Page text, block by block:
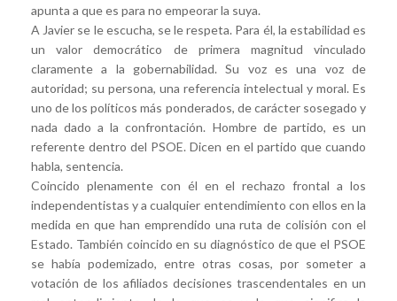
apunta a que es para no empeorar la suya.
A Javier se le escucha, se le respeta. Para él, la estabilidad es
un valor democrático de primera magnitud vinculado
claramente a la gobernabilidad. Su voz es una voz de
autoridad; su persona, una referencia intelectual y moral. Es
uno de los políticos más ponderados, de carácter sosegado y
nada dado a la confrontación. Hombre de partido, es un
referente dentro del PSOE. Dicen en el partido que cuando
habla, sentencia.
Coincido plenamente con él en el rechazo frontal a los
independentistas y a cualquier entendimiento con ellos en la
medida en que han emprendido una ruta de colisión con el
Estado. También coincido en su diagnóstico de que el PSOE
se había podemizado, entre otras cosas, por someter a
votación de los afiliados decisiones trascendentales en un